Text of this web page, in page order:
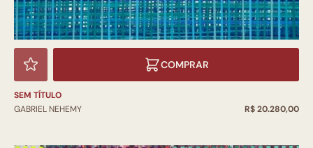
COMPRAR
SEM TÍTULO
GABRIEL NEHEMY
R$ 20.280,00